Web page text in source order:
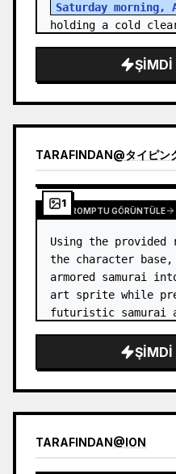
Saturday morning,
holding a cold
ŞIMDI
TARAFINDAN@タイピング
1
TAM PROMPTU GÖRÜNTÜLE
Using the provided
the character
armored samurai
art sprite while
futuristic samurai
accents, glowing
ŞIMDI
TARAFINDAN@ION